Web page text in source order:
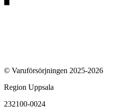
© Varuförsörjningen 2025-2026
Region Uppsala
232100-0024